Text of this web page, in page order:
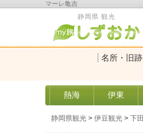
マーレ亀吉
静岡県 観光
名所・旧跡
熱海 伊東
静岡県観光 > 伊豆観光 > 下